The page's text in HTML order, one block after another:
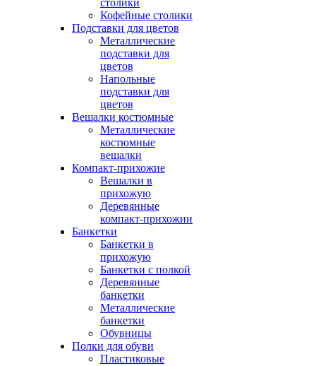
столики
Кофейные столики
Подставки для цветов
Металлические
подставки для
цветов
Напольные
подставки для
цветов
Вешалки костюмные
Металлические
костюмные
вешалки
Компакт-прихожие
Вешалки в
прихожую
Деревянные
компакт-прихожии
Банкетки
Банкетки в
прихожую
Банкетки с полкой
Деревянные
банкетки
Металлические
банкетки
Обувницы
Полки для обуви
Пластиковые